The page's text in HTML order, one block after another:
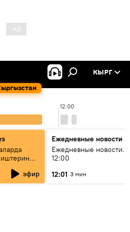
КЫРГ
12:00
этапта?
эфир
Ежедневные новости
Ежедневные новости.
12:00
12:01 3 мин